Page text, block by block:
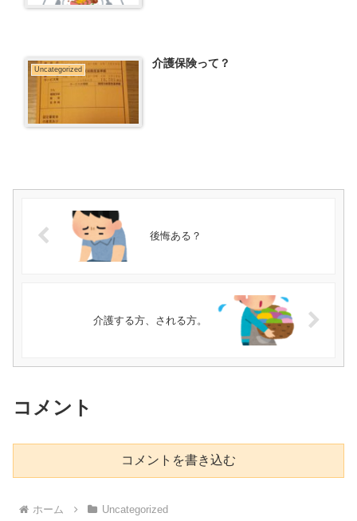
Uncategorized 介護保険って？
後悔ある？
介護する方、される方。
コメント
コメントを書き込む
ホーム Uncategorized